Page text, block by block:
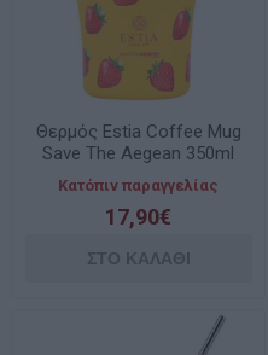
Θερμός Estia Coffee Mug
Save The Aegean 350ml
Berry Bright 01-31688
Κατόπιν παραγγελίας
17,90€